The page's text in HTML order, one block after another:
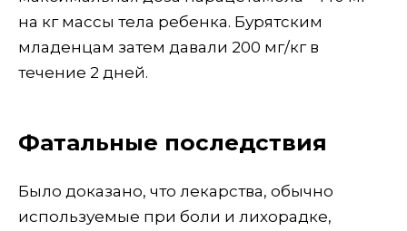
на кг массы тела ребенка. Бурятским
младенцам затем давали 200 мг/кг в
течение 2 дней.
Фатальные последствия
Было доказано, что лекарства, обычно
используемые при боли и лихорадке,